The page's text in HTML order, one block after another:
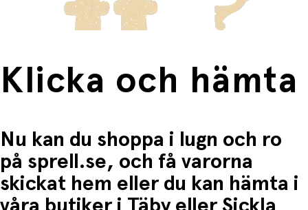
Klicka och hämta
Nu kan du shoppa i lugn och ro
på sprell.se, och få varorna
skickat hem eller du kan hämta i
våra butiker i Täby eller Sickla